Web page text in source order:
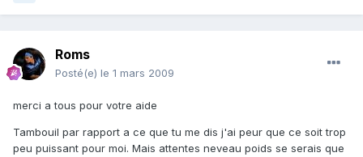
Roms
Posté(e) le 1 mars 2009
merci a tous pour votre aide
Tambouil par rapport a ce que tu me dis j'ai peur que ce soit trop
peu puissant pour moi. Mais attentes neveau poids se serais que